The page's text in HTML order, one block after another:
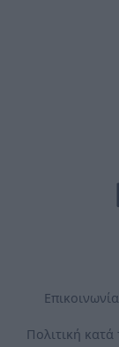
Επικοινωνία
Πολιτική